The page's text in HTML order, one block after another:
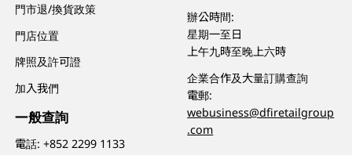
門市退/換貨政策
門店位置
牌照及許可證
加入我們
一般查詢
電話:+852 2299 1133
辦公時間:
星期一至日
上午九時至晚上六時
企業合作及大量訂購查詢
電郵:
webusiness@dfiretailgroup
.com